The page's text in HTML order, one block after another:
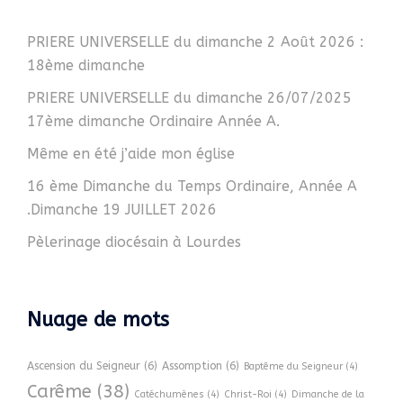
PRIERE UNIVERSELLE du dimanche 2 Août 2026 :
18ème dimanche
PRIERE UNIVERSELLE du dimanche 26/07/2025
17ème dimanche Ordinaire Année A.
Même en été j’aide mon église
16 ème Dimanche du Temps Ordinaire, Année A
.Dimanche 19 JUILLET 2026
Pèlerinage diocésain à Lourdes
Nuage de mots
Ascension du Seigneur (6) Assomption (6) Baptême du Seigneur (4)
Carême (38) Catéchumènes (4) Christ-Roi (4) Dimanche de la